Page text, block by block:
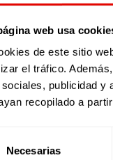
web usa
de este sitio
el tráfico.
sociales, publicidad y
recopilado a
Necesarias
Roja 2017”